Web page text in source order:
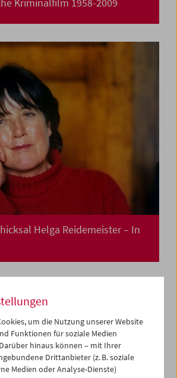
Helga Reidemeister – In
um die Nutzung unserer Website
Funktionen für soziale Medien
hinaus können – mit Ihrer
Drittanbieter (z. B. soziale
Medien oder Analyse-Dienste)